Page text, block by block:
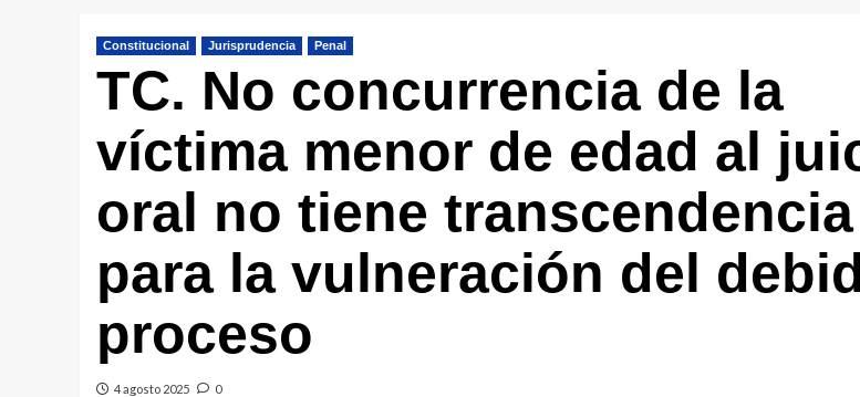
Constitucional Jurisprudencia Penal
TC. No concurrencia de la
víctima menor de edad al
oral no tiene transcendencia
para la vulneración del
proceso
4 agosto 2025 0